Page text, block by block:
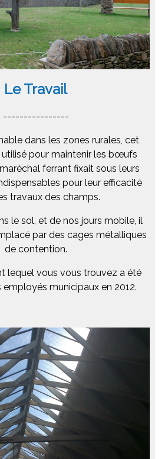
Le Travail
----------------
dans les zones rurales, cet
pour maintenir les bœufs
ferrant fixait sous leurs
pour leur efficacité
travaux des champs.
le sol, et de nos jours mobile, il
par des cages métalliques
de contention.
lequel vous vous trouvez a été
employés municipaux en 2012.